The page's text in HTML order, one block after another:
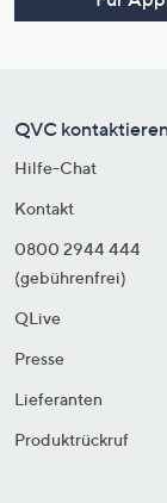
QVC kontaktieren
Hilfe-Chat
Kontakt
0800 2944 444
(gebührenfrei)
QLive
Presse
Lieferanten
Produktrückruf